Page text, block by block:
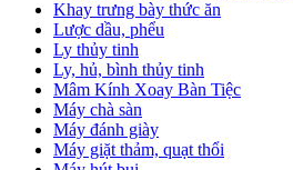
Khay trưng bày thức ăn
Lược dầu, phểu
Ly thủy tinh
Ly, hủ, bình thủy tinh
Mâm Kính Xoay Bàn Tiệc
Máy chà sàn
Máy đánh giày
Máy giặt thảm, quạt thổi